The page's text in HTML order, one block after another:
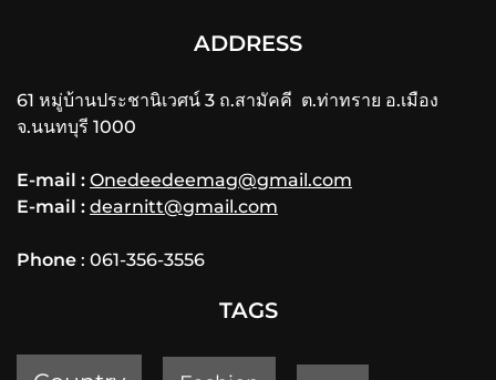
ADDRESS
61 หมู่บ้านประชานิเวศน์ 3 ถ.สามัคคี ต.ท่าทราย อ.เมือง
จ.นนทบุรี 1000
E-mail : Onedeedeemag@gmail.com
E-mail : dearnitt@gmail.com
Phone : 061-356-3556
TAGS